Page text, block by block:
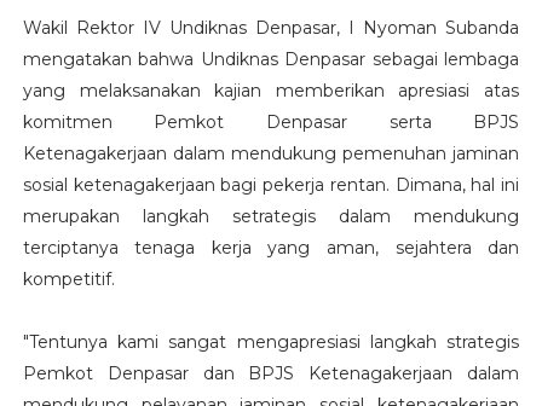
Wakil Rektor IV Undiknas Denpasar, I Nyoman Subanda
mengatakan bahwa Undiknas Denpasar sebagai lembaga
yang melaksanakan kajian memberikan apresiasi atas
komitmen Pemkot Denpasar serta BPJS
Ketenagakerjaan dalam mendukung pemenuhan jaminan
sosial ketenagakerjaan bagi pekerja rentan. Dimana, hal ini
merupakan langkah setrategis dalam mendukung
terciptanya tenaga kerja yang aman, sejahtera dan
kompetitif.
"Tentunya kami sangat mengapresiasi langkah strategis
Pemkot Denpasar dan BPJS Ketenagakerjaan dalam